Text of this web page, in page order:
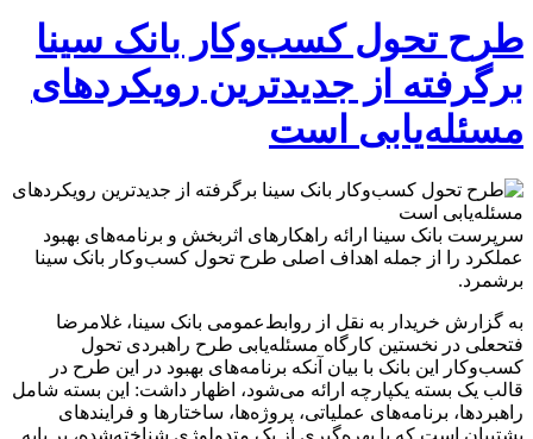
طرح تحول کسب‌وکار بانک سینا
برگرفته از جدیدترین رویکردهای
مسئله‌یابی است
سرپرست بانک سینا ارائه راهکارهای اثربخش و برنامه‌های بهبود
عملکرد را از جمله اهداف اصلی طرح تحول کسب‌وکار بانک سینا
برشمرد.
به گزارش خریدار به نقل از روابط‌عمومی بانک سینا، غلامرضا
فتحعلی در نخستین کارگاه مسئله‌یابی طرح راهبردی تحول
کسب‌وکار این بانک با بیان آنکه برنامه‌های بهبود در این طرح در
قالب یک بسته یکپارچه ارائه می‌شود، اظهار داشت: این بسته شامل
راهبردها، برنامه‌های عملیاتی، پروژه‌ها، ساختارها و فرایندهای
پشتیبان است که با بهره‌گیری از یک متدولوژی شناخته‌شده، بر پایه